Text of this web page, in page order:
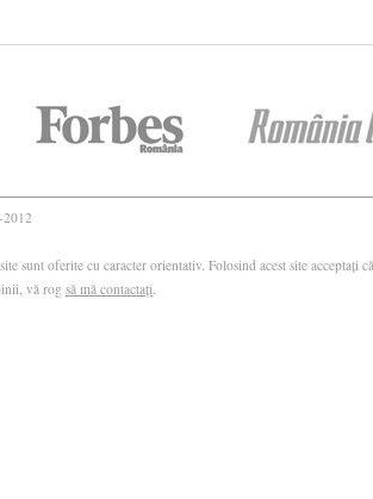
site sunt oferite cu caracter orientativ. Folosind acest site
vă rog să mă contactați.